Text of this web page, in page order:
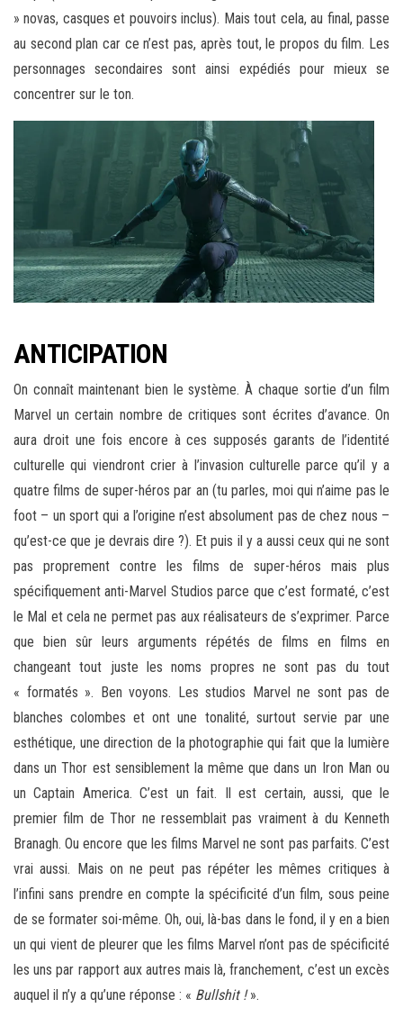
» novas, casques et pouvoirs inclus). Mais tout cela, au final, passe
au second plan car ce n’est pas, après tout, le propos du film. Les
personnages secondaires sont ainsi expédiés pour mieux se
concentrer sur le ton.
ANTICIPATION
On connaît maintenant bien le système. À chaque sortie d’un film
Marvel un certain nombre de critiques sont écrites d’avance. On
aura droit une fois encore à ces supposés garants de l’identité
culturelle qui viendront crier à l’invasion culturelle parce qu’il y a
quatre films de super-héros par an (tu parles, moi qui n’aime pas le
foot – un sport qui a l’origine n’est absolument pas de chez nous –
qu’est-ce que je devrais dire ?). Et puis il y a aussi ceux qui ne sont
pas proprement contre les films de super-héros mais plus
spécifiquement anti-Marvel Studios parce que c’est formaté, c’est
le Mal et cela ne permet pas aux réalisateurs de s’exprimer. Parce
que bien sûr leurs arguments répétés de films en films en
changeant tout juste les noms propres ne sont pas du tout
« formatés ». Ben voyons. Les studios Marvel ne sont pas de
blanches colombes et ont une tonalité, surtout servie par une
esthétique, une direction de la photographie qui fait que la lumière
dans un Thor est sensiblement la même que dans un Iron Man ou
un Captain America. C’est un fait. Il est certain, aussi, que le
premier film de Thor ne ressemblait pas vraiment à du Kenneth
Branagh. Ou encore que les films Marvel ne sont pas parfaits. C’est
vrai aussi. Mais on ne peut pas répéter les mêmes critiques à
l’infini sans prendre en compte la spécificité d’un film, sous peine
de se formater soi-même. Oh, oui, là-bas dans le fond, il y en a bien
un qui vient de pleurer que les films Marvel n’ont pas de spécificité
les uns par rapport aux autres mais là, franchement, c’est un excès
auquel il n’y a qu’une réponse : « Bullshit !».